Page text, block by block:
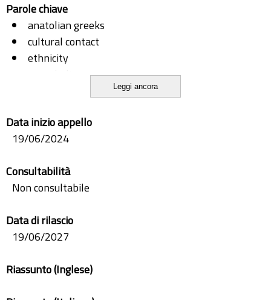
Parole chiave
anatolian greeks
cultural contact
ethnicity
pamphylian alphabetLeggi ancora
Data inizio appello
19/06/2024
Consultabilità
Non consultabile
Data di rilascio
19/06/2027
Riassunto (Inglese)